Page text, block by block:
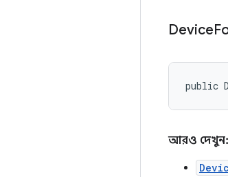
Device
public
আরও দেখুন: